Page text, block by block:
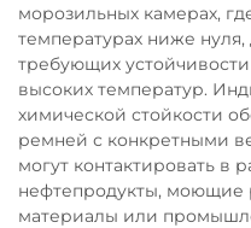
морозильных камерах,
температурах ниже
требующих
высоких температур.
химической стойкости
ремней с конкретными
могут контактировать в
нефтепродукты, моющие
материалы или